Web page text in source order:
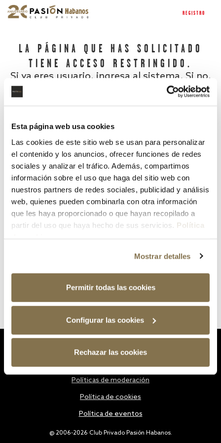
Esta página web usa cookies
Las cookies de este sitio web se usan para personalizar
el contenido y los anuncios, ofrecer funciones de redes
sociales y analizar el tráfico. Además, compartimos
información sobre el uso que haga del sitio web con
nuestros partners de redes sociales, publicidad y análisis
web, quienes pueden combinarla con otra información
que les haya proporcionado o que hayan recopilado a
partir del uso que haya hecho de sus servicios. Política
Mostrar detalles
Permitir todas las cookies
Configurar las cookies
Rechazar las cookies
REGISTRO
LA PÁGINA QUE HAS SOLICITADO
TIENE ACCESO RESTRINGIDO.
Si ya eres usuario, ingresa al sistema. Si no,
¿Has olvidado tu contraseña?
@ 2006-2026 Club Privado Pasión Habanos.
Políticas de moderación
Política de cookies
Política de eventos